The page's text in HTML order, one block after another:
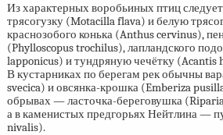
Из характерных воробьиных птиц
трясогузку (Motacilla flava) и белую
краснозобого конька (Anthus cervinus),
(Phylloscopus trochilus), лапландского
lapponicus) и тундряную чечётку (Acantis
В кустарниках по берегам рек обычны
svecica) и овсянка-крошка (Emberiza
обрывах — ласточка-береговушка
а в каменистых предгорьях Нейтлина —
nivalis).